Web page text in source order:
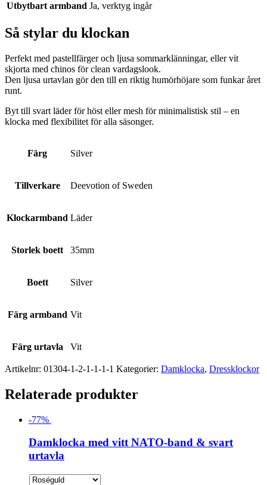
Utbytbart armband Ja, verktyg ingår
Så stylar du klockan
Perfekt med pastellfärger och ljusa sommarklänningar, eller vit
skjorta med chinos för clean vardagslook.
Den ljusa urtavlan gör den till en riktig humörhöjare som funkar året
runt.
Byt till svart läder för höst eller mesh för minimalistisk stil – en
klocka med flexibilitet för alla säsonger.
Färg Silver
Tillverkare Deevotion of Sweden
Klockarmband Läder
Storlek boett 35mm
Boett Silver
Färg armband Vit
Färg urtavla Vit
Artikelnr: 01304-1-2-1-1-1-1 Kategorier: Damklocka, Dressklockor
Relaterade produkter
-77%
Damklocka med vitt NATO-band & svart
urtavla